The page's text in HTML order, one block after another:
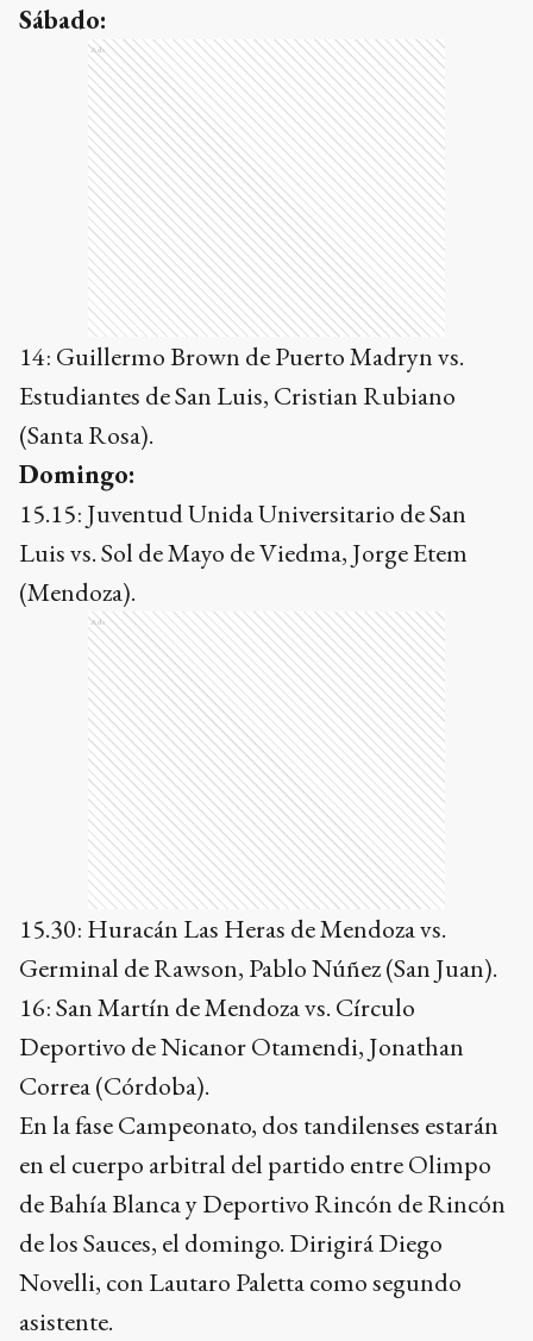
Sábado:
Ads
14: Guillermo Brown de Puerto Madryn vs.
Estudiantes de San Luis, Cristian Rubiano
(Santa Rosa).
Domingo:
15.15: Juventud Unida Universitario de San
Luis vs. Sol de Mayo de Viedma, Jorge Etem
(Mendoza).
Ads
15.30: Huracán Las Heras de Mendoza vs.
Germinal de Rawson, Pablo Núñez (San Juan).
16: San Martín de Mendoza vs. Círculo
Deportivo de Nicanor Otamendi, Jonathan
Correa (Córdoba).
En la fase Campeonato, dos tandilenses estarán
en el cuerpo arbitral del partido entre Olimpo
de Bahía Blanca y Deportivo Rincón de Rincón
de los Sauces, el domingo. Dirigirá Diego
Novelli, con Lautaro Paletta como segundo
asistente.